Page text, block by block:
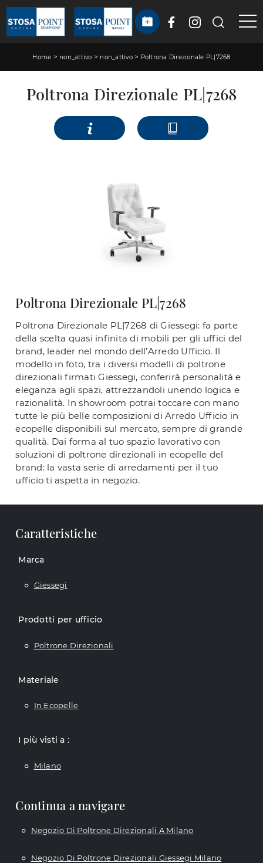
Home > non_attivo > non_attivo > Poltrona Direzionale PL|7268
Poltrona Direzionale PL|7268
Poltrona Direzionale PL|7268
Poltrona Direzionale PL|7268 di Giessegi: fa parte
della scelta quasi infinita di mobili per gli uffici del
brand, leader nel mondo dell’Arredo Ufficio. Il
modello in foto, tra i diversi modelli di poltrone
direzionali firmati Giessegi, conferirà personalità e
eleganza agli spazi, attrezzandoli unendo logica e
razionalità. In showroom potrai toccare con mano
tutte le più belle composizioni di Arredo Ufficio in
ecopelle disponibili sul mercato, sempre di grande
qualità. Dai forma al tuo spazio lavorativo con
soluzioni di poltrone direzionali in ecopelle del
brand: la vasta serie di arredamenti per il tuo
ufficio ti aspetta in negozio.
Caratteristiche
Marca
Giessegi
Prodotti per ufficio
Poltrone Direzionali
Materiale
In Ecopelle
I più visti a :
Milano
Continua a navigare
Negozio Di Poltrone Direzionali A Milano
Negozio Di Poltrone Direzionali Giessegi Milano